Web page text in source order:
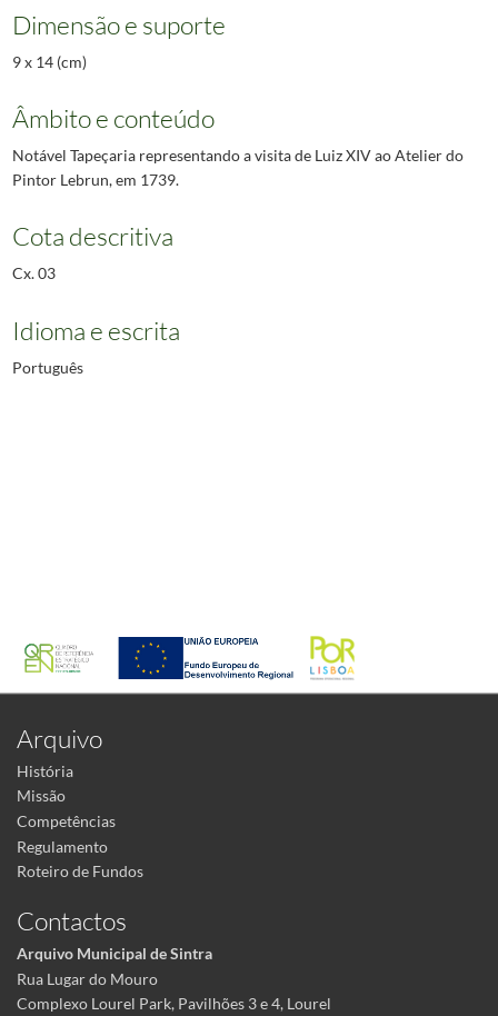
Dimensão e suporte
9 x 14 (cm)
Âmbito e conteúdo
Notável Tapeçaria representando a visita de Luiz XIV ao Atelier do
Pintor Lebrun, em 1739.
Cota descritiva
Cx. 03
Idioma e escrita
Português
Arquivo
História
Missão
Competências
Regulamento
Roteiro de Fundos
Contactos
Arquivo Municipal de Sintra
Rua Lugar do Mouro
Complexo Lourel Park, Pavilhões 3 e 4, Lourel